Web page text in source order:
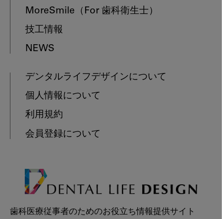
MoreSmile （For 歯科衛生士）
技工情報
NEWS
デンタルライフデザインについて
個人情報について
利用規約
会員登録について
歯科医療従事者のためのお役立ち情報提供サイト